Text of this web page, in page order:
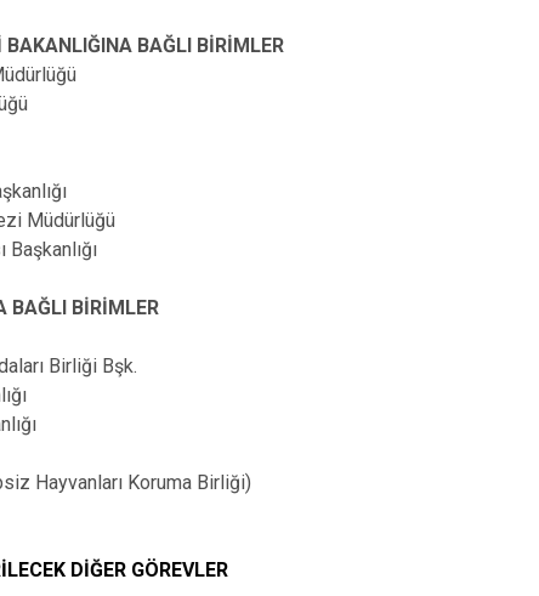
BAĞLI BİRİMLER
Müdürlüğü
BAĞLI BİRİMLER
Birliği Bşk.
Hayvanları Koruma Birliği)
DİĞER GÖREVLER